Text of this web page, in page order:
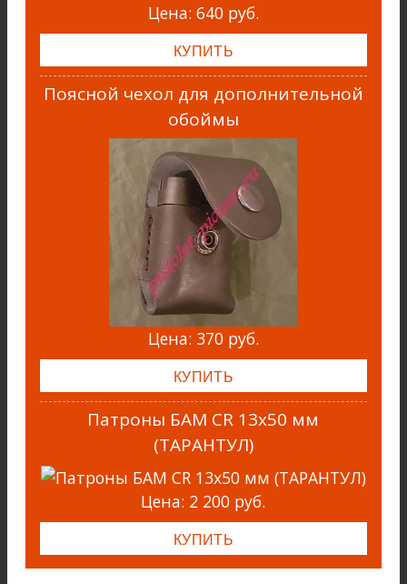
Цена: 640 руб.
Поясной чехол для дополнительной
обоймы
Цена: 370 руб.
Патроны БАМ CR 13х50 мм
(ТАРАНТУЛ)
Цена: 2 200 руб.